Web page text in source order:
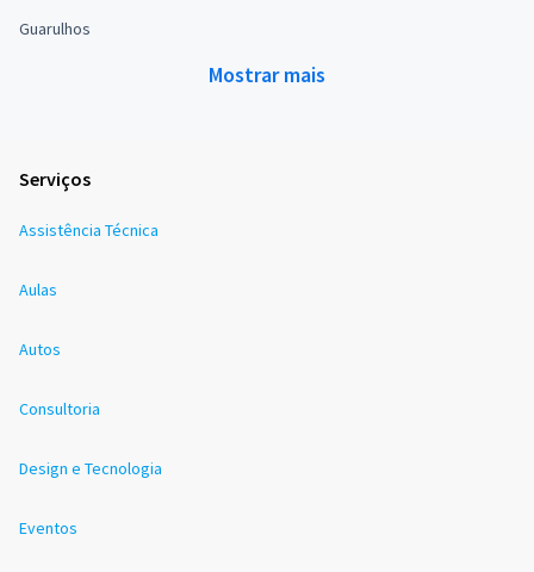
Guarulhos
Mostrar mais
Serviços
Assistência Técnica
Aulas
Autos
Consultoria
Design e Tecnologia
Eventos